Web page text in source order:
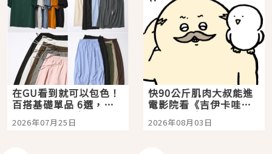
在GU看到就可以包色！
百搭基礎單品 6選，閉
眼全收也不心疼
2026年07月25日
快90公斤肌肉大叔能進
電影院看《吉伊卡哇》
嗎？日本重金屬樂團
「打首」會長與nagano
2026年08月03日